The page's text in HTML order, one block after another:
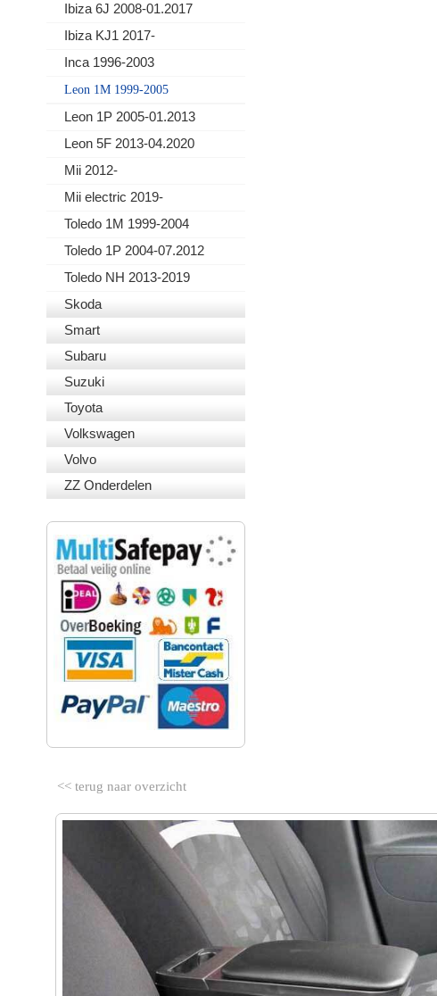
Ibiza 6J 2008-01.2017
Ibiza KJ1 2017-
Inca 1996-2003
Leon 1M 1999-2005
Leon 1P 2005-01.2013
Leon 5F 2013-04.2020
Mii 2012-
Mii electric 2019-
Toledo 1M 1999-2004
Toledo 1P 2004-07.2012
Toledo NH 2013-2019
Skoda
Smart
Subaru
Suzuki
Toyota
Volkswagen
Volvo
ZZ Onderdelen
<< terug naar overzicht